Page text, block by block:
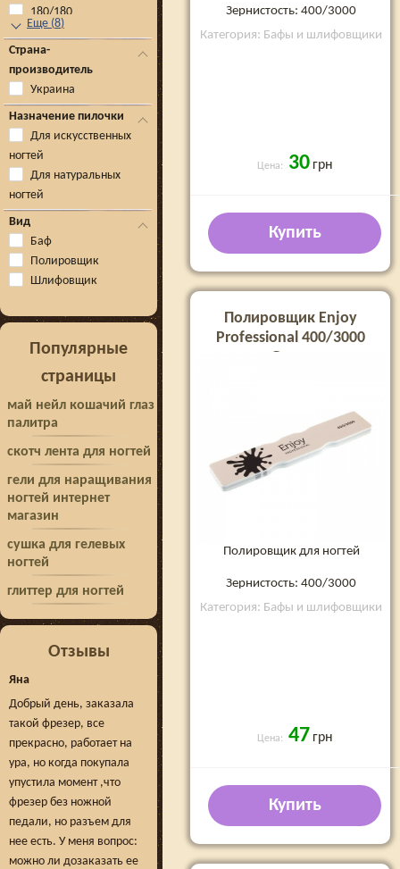
180/180
Еще (8)
Страна-
производитель
Украина
Назначение пилочки
Для искусственных
ногтей
Для натуральных
ногтей
Вид
Баф
Полировщик
Шлифовщик
Популярные
страницы
май нейл кошачий глаз
палитра
скотч лента для ногтей
гели для наращивания
ногтей интернет
магазин
сушка для гелевых
ногтей
глиттер для ногтей
Отзывы
Яна
Добрый день, заказала
такой фрезер, все
прекрасно, работает на
ура, но когда покупала
упустила момент ,что
фрезер без ножной
педали, но разъем для
нее есть. У меня вопрос:
можно ли дозаказать ее
Зернистость: 400/3000
Категория: Бафы и шлифовщики
Цена: 30 грн
Купить
Полировщик Enjoy
Professional 400/3000
Green
Полировщик для ногтей
Зернистость: 400/3000
Категория: Бафы и шлифовщики
Цена: 47 грн
Купить